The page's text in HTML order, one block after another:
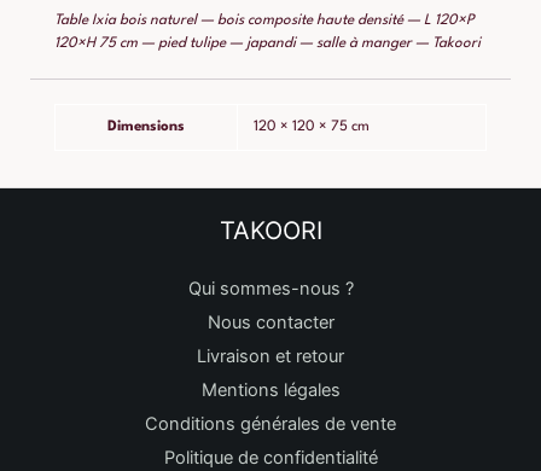
Table Ixia bois naturel — bois composite haute densité — L 120×P
120×H 75 cm — pied tulipe — japandi — salle à manger — Takoori
Dimensions 120 × 120 × 75 cm
TAKOORI
Qui sommes-nous ?
Nous contacter
Livraison et retour
Mentions légales
Conditions générales de vente
Politique de confidentialité